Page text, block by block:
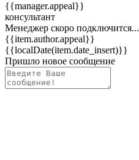
{{manager.appeal}}
консультант
Менеджер скоро подключится...
{{item.author.appeal}}
{{localDate(item.date_insert)}}
Пришло новое сообщение